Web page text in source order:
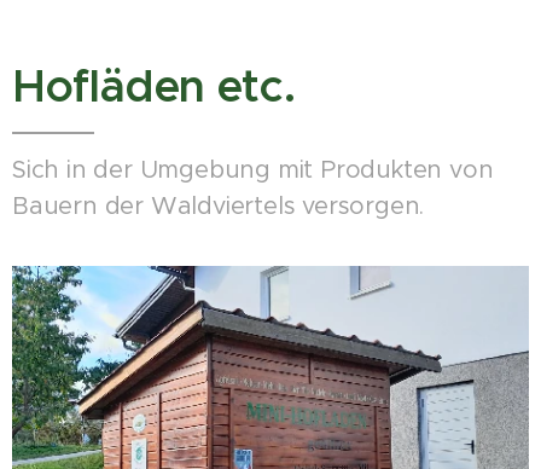
Hofläden etc.
Sich in der Umgebung mit Produkten von
Bauern der Waldviertels versorgen.